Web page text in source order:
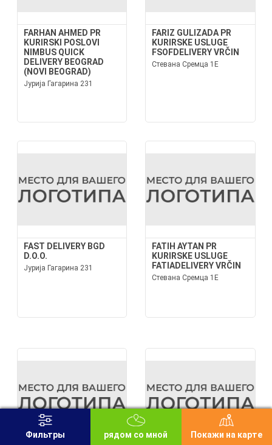
FARHAN AHMED PR
KURIRSKI POSLOVI
NIMBUS QUICK
DELIVERY BEOGRAD
(NOVI BEOGRAD)
Јурија Гагарина 231
FARIZ GULIZADA PR
KURIRSKE USLUGE
FSOFDELIVERY VRČIN
Стевана Сремца 1Е
FAST DELIVERY BGD
D.O.O.
Јурија Гагарина 231
FATIH AYTAN PR
KURIRSKE USLUGE
FATIADELIVERY VRČIN
Стевана Сремца 1Е
Фильтры рядом со мной Покажи на карте